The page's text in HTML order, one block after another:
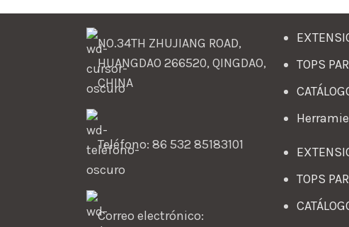
NO.34TH ZHUJIANG ROAD,
HUANGDAO 266520, QINGDAO,
CHINA
Teléfono: 86 532 85183101
Correo electrónico:
TOPS
TOPS